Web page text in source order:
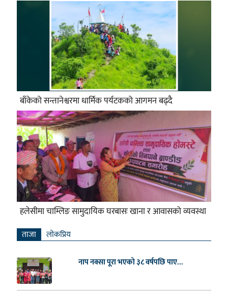
बाँकेको सन्तानेश्वरमा धार्मिक पर्यटकको आगमन बढ्दै
हलेसीमा चाम्लिङ सामुदायिक घरबासः खाना र आवासको व्यवस्था
ताजा लाेकप्रिय
नाप नक्सा पूरा भएको ३८ वर्षपछि पाए...